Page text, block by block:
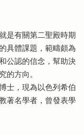
是有關第二聖殿時期
具體課題，範疇頗為
公認的信念，幫助決
的方向。
士，現為以色列希伯
著名學者，曾發表學